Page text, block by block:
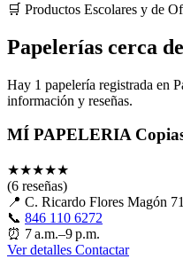
🛒 Productos Escolares y de
Papelerías cerca
Hay 1 papelería registrada en
información y reseñas.
MÍ PAPELERIA
★★★★★
(6 reseñas)
📍 C. Ricardo Flores Magón
📞 846 110 6272
⏰ 7 a.m.–9 p.m.
Ver detalles Contactar